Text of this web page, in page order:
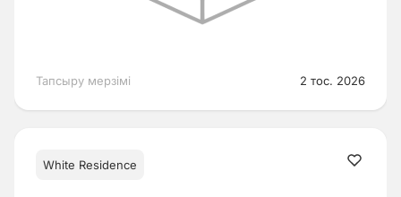
Тапсыру мерзімі 2 тос. 2026
White Residence